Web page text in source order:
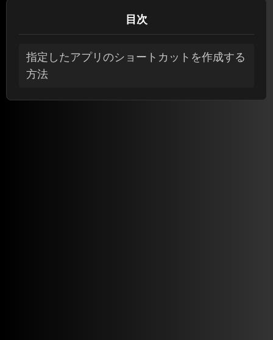
目次
指定したアプリのショートカットを作成する
方法